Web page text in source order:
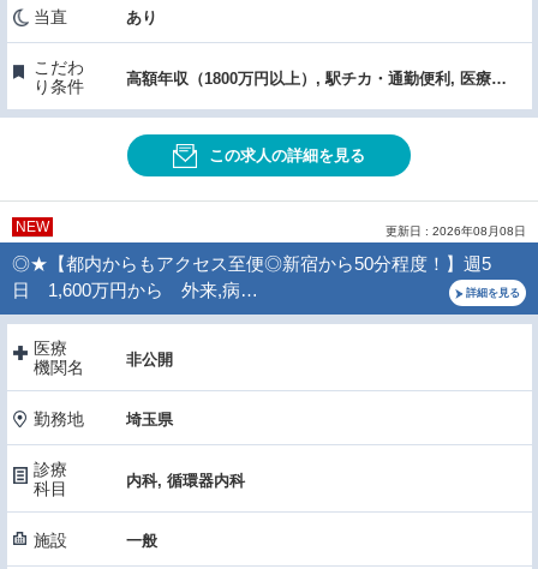
当直 あり
こだわ
り条件
高額年収（1800万円以上）, 駅チカ・通勤便利, 医療機器・設備充実, 研究支援（学会費補助）
この求人の詳細を見る
NEW 更新日 : 2026年08月08日
◎★【都内からもアクセス至便◎新宿から50分程度！】週5
日 1,600万円から 外来,病…
詳細を見る
医療
機関名
非公開
勤務地 埼玉県
診療
科目
内科, 循環器内科
施設 一般